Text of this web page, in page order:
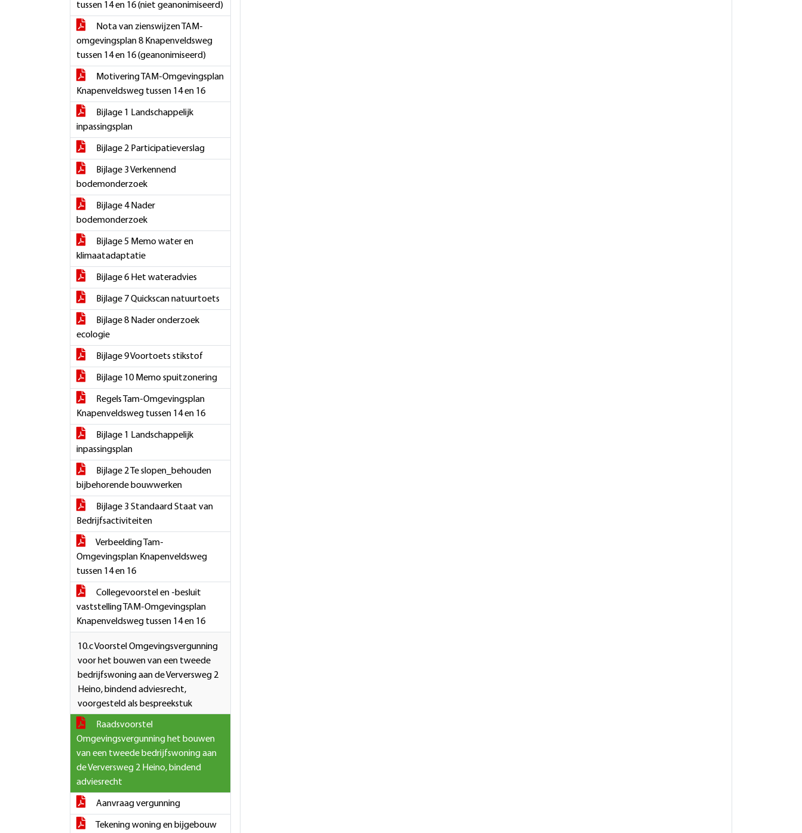
tussen 14 en 16 (niet geanonimiseerd)
Nota van zienswijzen TAM-
omgevingsplan 8 Knapenveldsweg
tussen 14 en 16 (geanonimiseerd)
Motivering TAM-Omgevingsplan
Knapenveldsweg tussen 14 en 16
Bijlage 1 Landschappelijk
inpassingsplan
Bijlage 2 Participatieverslag
Bijlage 3 Verkennend
bodemonderzoek
Bijlage 4 Nader
bodemonderzoek
Bijlage 5 Memo water en
klimaatadaptatie
Bijlage 6 Het wateradvies
Bijlage 7 Quickscan natuurtoets
Bijlage 8 Nader onderzoek
ecologie
Bijlage 9 Voortoets stikstof
Bijlage 10 Memo spuitzonering
Regels Tam-Omgevingsplan
Knapenveldsweg tussen 14 en 16
Bijlage 1 Landschappelijk
inpassingsplan
Bijlage 2 Te slopen_behouden
bijbehorende bouwwerken
Bijlage 3 Standaard Staat van
Bedrijfsactiviteiten
Verbeelding Tam-
Omgevingsplan Knapenveldsweg
tussen 14 en 16
Collegevoorstel en -besluit
vaststelling TAM-Omgevingsplan
Knapenveldsweg tussen 14 en 16
10.c Voorstel Omgevingsvergunning
voor het bouwen van een tweede
bedrijfswoning aan de Verversweg 2
Heino, bindend adviesrecht,
voorgesteld als bespreekstuk
Raadsvoorstel
Omgevingsvergunning het bouwen
van een tweede bedrijfswoning aan
de Verversweg 2 Heino, bindend
adviesrecht
Aanvraag vergunning
Tekening woning en bijgebouw